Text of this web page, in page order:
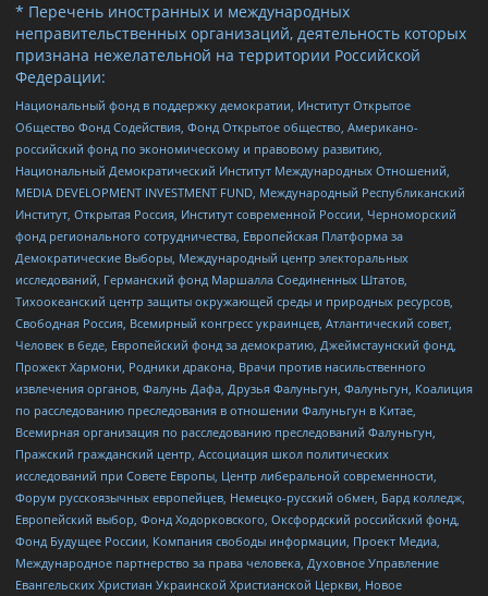
* Перечень иностранных и международных
неправительственных организаций, деятельность которых
признана нежелательной на территории Российской
Федерации:
Национальный фонд в поддержку демократии, Институт Открытое
Общество Фонд Содействия, Фонд Открытое общество, Американо-
российский фонд по экономическому и правовому развитию,
Национальный Демократический Институт Международных Отношений,
MEDIA DEVELOPMENT INVESTMENT FUND, Международный Республиканский
Институт, Открытая Россия, Институт современной России, Черноморский
фонд регионального сотрудничества, Европейская Платформа за
Демократические Выборы, Международный центр электоральных
исследований, Германский фонд Маршалла Соединенных Штатов,
Тихоокеанский центр защиты окружающей среды и природных ресурсов,
Свободная Россия, Всемирный конгресс украинцев, Атлантический совет,
Человек в беде, Европейский фонд за демократию, Джеймстаунский фонд,
Прожект Хармони, Родники дракона, Врачи против насильственного
извлечения органов, Фалунь Дафа, Друзья Фалуньгун, Фалуньгун, Коалиция
по расследованию преследования в отношении Фалуньгун в Китае,
Всемирная организация по расследованию преследований Фалуньгун,
Пражский гражданский центр, Ассоциация школ политических
исследований при Совете Европы, Центр либеральной современности,
Форум русскоязычных европейцев, Немецко-русский обмен, Бард колледж,
Европейский выбор, Фонд Ходорковского, Оксфордский российский фонд,
Фонд Будущее России, Компания свободы информации, Проект Медиа,
Международное партнерство за права человека, Духовное Управление
Евангельских Христиан Украинской Христианской Церкви, Новое